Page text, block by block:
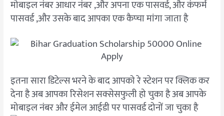
मोबाइल नंबर आधार नंबर ,और अपना एक पासवर्ड, और कंफर्म
पासवर्ड ,और उसके बाद आपका एक कैप्चा मांगा जाता है
इतना सारा डिटेल्स भरने के बाद आपको रे स्टेशन पर क्लिक कर
देना है अब आपका रिसेशन सक्सेसफुली हो चुका है अब आपके
मोबाइल नंबर और ईमेल आईडी पर पासवर्ड दोनों जा चुका है